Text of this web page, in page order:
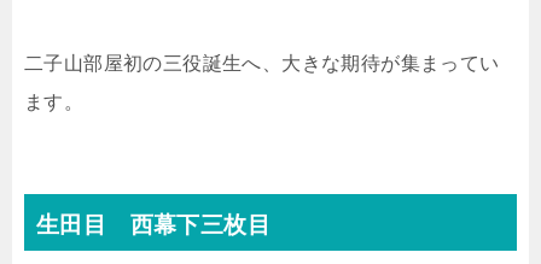
二子山部屋初の三役誕生へ、大きな期待が集まってい
ます。
生田目 西幕下三枚目